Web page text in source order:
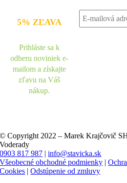
5% ZĽAVA
Prihláste sa k
odberu noviniek e-
mailom a získajte
zľavu na Váš
nákup.
© Copyright 2022 – Marek Krajčovič
Voderady
0903 817 987 |info@stavicka.sk
Všeobecné obchodné podmienky |
Cookies |Odstúpenie od zmluvy